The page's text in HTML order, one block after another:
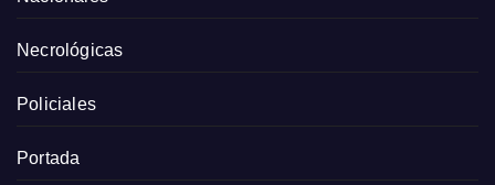
Necrológicas
Policiales
Portada